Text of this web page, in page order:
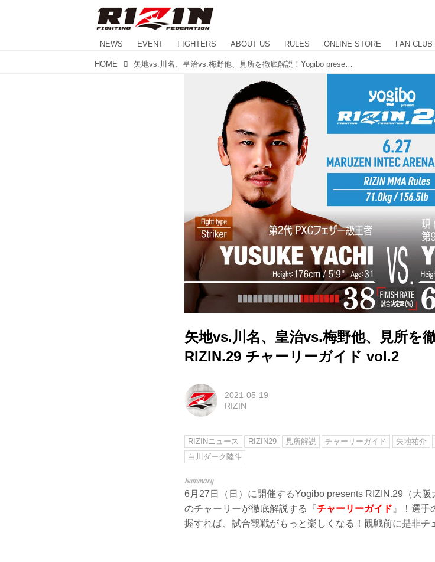
NEWS EVENT FIGHTERS ABOUT US RULES ONLINE STORE FAN CLUB
HOME
矢地vs.川名、皇治vs.梅野他、見所を
RIZIN.29 チャーリーガイド vol.2
2021-05-19
RIZIN
RIZINニュース RIZIN29 見所解説 チャーリーガイド 矢地祐介
白川ダーク陸斗
6月27日（日）に開催するYogibo presents RIZIN.29（大
のチャーリーが徹底解説する『チャーリーガイド 』！選手
握すれば、試合観戦がもっと楽しくなる！観戦前に是非チ